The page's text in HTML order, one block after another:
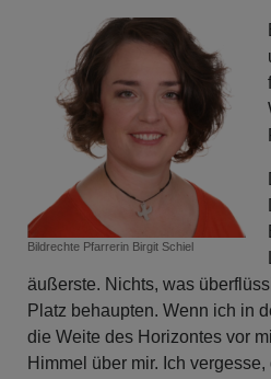
kommt
zu
sanftmütig
und
reitet
auf
einem
Bildrechte Pfarrerin Birgit Schiel
äußerste. Nichts, was
Platz behaupten. Wenn ich in
die Weite des Horizontes vor
Himmel über mir. Ich